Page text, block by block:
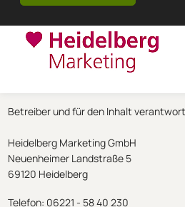
Betreiber und für den Inhalt
Heidelberg Marketing GmbH
Neuenheimer Landstraße 5
69120 Heidelberg
Telefon: 06221 - 58 40 230